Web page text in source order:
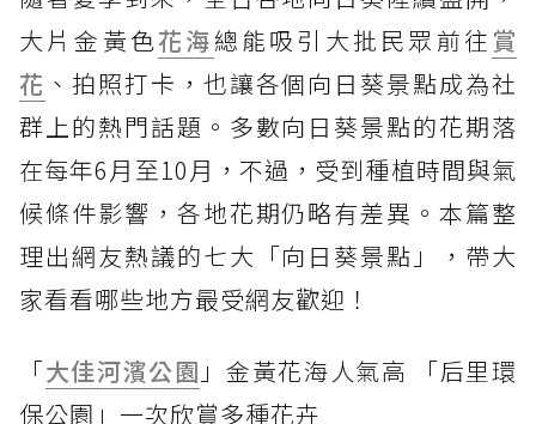
大片金黃色花海總能吸引大批民眾前往 賞
花 、拍照打卡，也讓各個向日葵景點成為社
群上的熱門話題。多數向日葵景點的花期落
在每年6月至10月，不過，受到種植時間與氣
候條件影響，各地花期仍略有差異。本篇整
理出網友熱議的七大「向日葵景點」，帶大
家看看哪些地方最受網友歡迎！
「大佳河濱公園 」金黃花海人氣高 「后里環
保公園」一次欣賞多種花卉